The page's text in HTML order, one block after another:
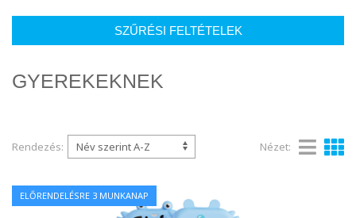
SZŰRÉSI FELTÉTELEK
GYEREKEKNEK
Rendezés: Nézet:
ELŐRENDELÉSRE 3 MUNKANAP